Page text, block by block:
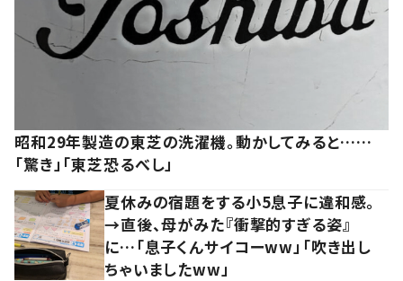
昭和29年製造の東芝の洗濯機。動かしてみると……
「驚き」「東芝恐るべし」
夏休みの宿題をする小5息子に違和感。
→直後、母がみた『衝撃的すぎる姿』
に…「息子くんサイコーww」「吹き出し
ちゃいましたww」